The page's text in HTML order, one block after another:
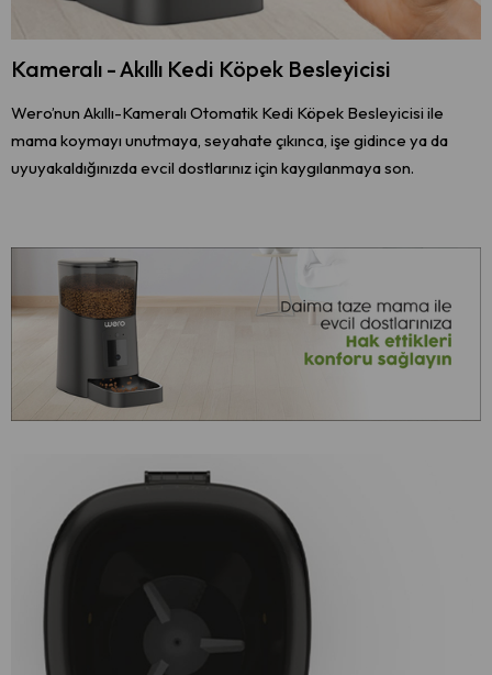
Kameralı - Akıllı Kedi Köpek Besleyicisi
Wero’nun Akıllı-Kameralı Otomatik Kedi Köpek Besleyicisi ile
mama koymayı unutmaya, seyahate çıkınca, işe gidince ya da
uyuyakaldığınızda evcil dostlarınız için kaygılanmaya son.